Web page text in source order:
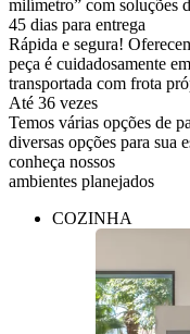
milímetro” com soluções
45 dias para entrega
Rápida e segura!
peça é cuidadosamente
transportada com frota
Até 36 vezes
Temos várias opções de
diversas opções para sua
conheça nossos
ambientes planejados
COZINHA